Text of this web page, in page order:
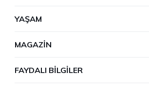
YAŞAM
MAGAZIN
FAYDALI BILGILER